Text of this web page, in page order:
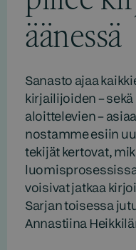
äänessä
Sanasto ajaa
kirjailijoiden –
aloittelevien –
nostamme esiin
tekijät kertovat,
voisivat jatkaa
Sarjan toisessa
Annastiina